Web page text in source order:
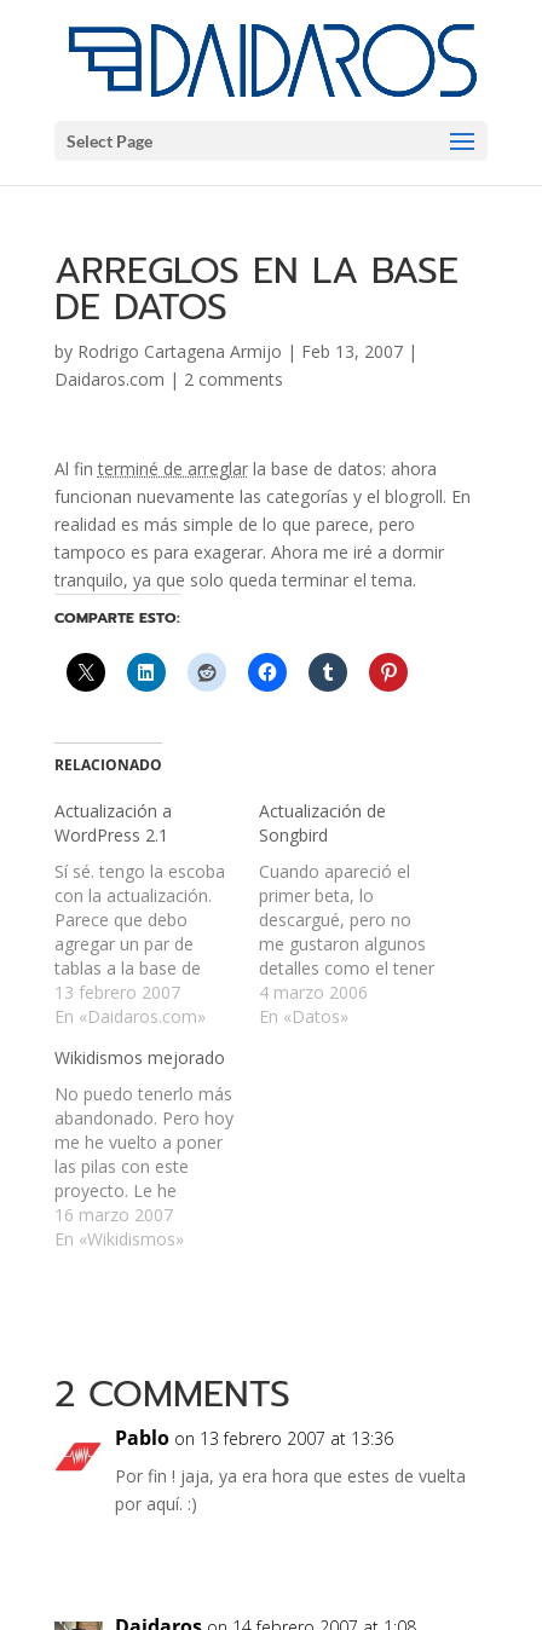
Select Page
ARREGLOS EN LA BASE
DE DATOS
by Rodrigo Cartagena Armijo | Feb 13, 2007|
Daidaros.com | 2 comments
Al finterminé de arreglarla base de datos: ahora
funcionan nuevamente las categorías y el blogroll. En
realidad es más simple de lo que parece, pero
tampoco es para exagerar. Ahora me iré a dormir
tranquilo, ya que solo queda terminar el tema.
COMPARTE ESTO:
RELACIONADO
Actualización a
WordPress 2.1
Sí­ sé. tengo la escoba
con la actualización.
Parece que debo
agregar un par de
tablas a la base de
datos, porque no
puedo colocar
artículos ni ver la el
blogroll. Además debo
terminar el tema que
comencé a hacer. Por
mientras, quité el
index que había…
13 febrero 2007
En «Daidaros.com»
Actualización de
Songbird
Cuando apareció el
primer beta, lo
descargué, pero no
me gustaron algunos
detalles como el tener
que cambiar de
nombre a "Mi música"
4 marzo 2006
En «Datos»
Wikidismos mejorado
No puedo tenerlo más
abandonado. Pero hoy
me he vuelto a poner
las pilas con este
proyecto. Le he
puesto el favicon,
eliminé la pasada de
ortográficas que
quedaron con las
16 marzo 2007
En «Wikidismos»
2 COMMENTS
Pablo on 13 febrero 2007 at 13:36
Por fin ! jaja, ya era hora que estes de vuelta
por aquí. :)